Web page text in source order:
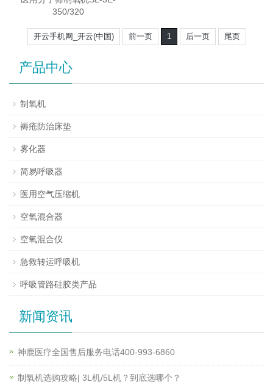
350/320
开云手机网_开云(中国) 前一页 1 后一页 尾页
产品中心
制氧机
褥疮防治床垫
雾化器
简易呼吸器
医用空气压缩机
空氧混合器
空氧混合仪
急救转运呼吸机
呼吸管路硅胶类产品
新闻资讯
神鹿医疗全国售后服务电话400-993-6860
制氧机选购攻略| 3L机/5L机？到底选哪个？